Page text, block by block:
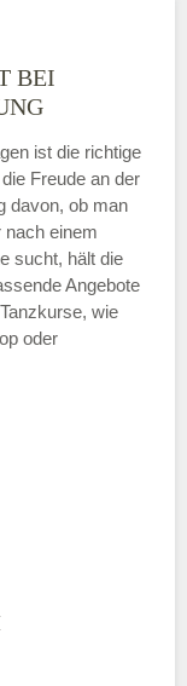
BEI
ist die richtige
Freude an der
davon, ob man
nach einem
sucht, hält die
Angebote
wie
oder